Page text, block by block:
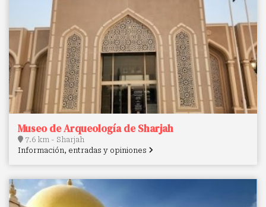
Museo de Arqueología de Sharjah
7.6 km - Sharjah
Información, entradas y opiniones